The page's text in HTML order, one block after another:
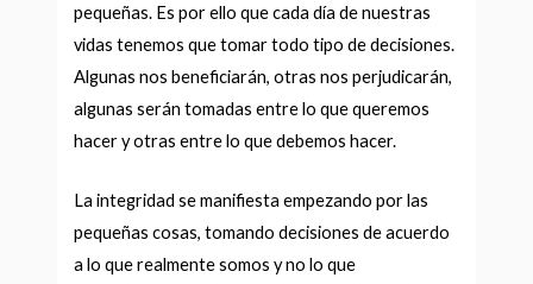
pequeñas. Es por ello que cada día de nuestras
vidas tenemos que tomar todo tipo de decisiones.
Algunas nos beneficiarán, otras nos perjudicarán,
algunas serán tomadas entre lo que queremos
hacer y otras entre lo que debemos hacer.
La integridad se manifiesta empezando por las
pequeñas cosas, tomando decisiones de acuerdo
a lo que realmente somos y no lo que